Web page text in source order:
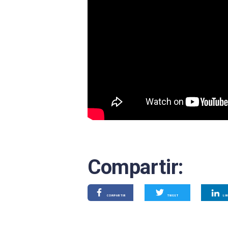
Compartir:
COMPARTIR TWEET